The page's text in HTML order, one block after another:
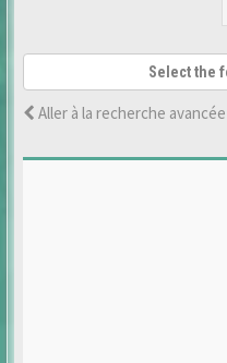
Select the
Aller à la recherche avancée